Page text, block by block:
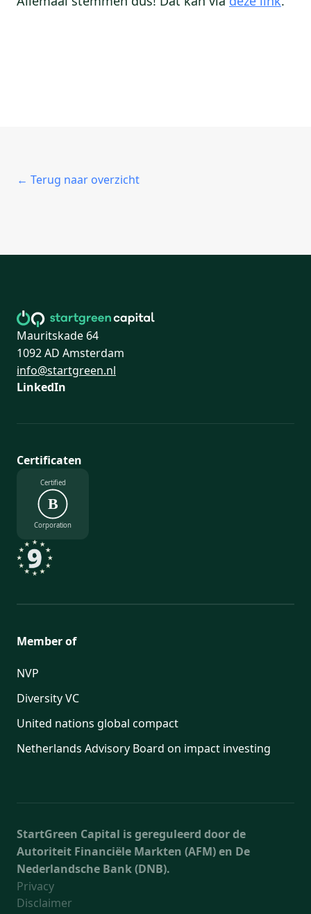
← Terug naar overzicht
Mauritskade 64
1092 AD Amsterdam
info@startgreen.nl
LinkedIn
Certificaten
Certified
B
Corporation
Member of
NVP
Diversity VC
United nations global compact
Netherlands Advisory Board on impact investing
StartGreen Capital is gereguleerd door de
Autoriteit Financiële Markten (AFM) en De
Nederlandsche Bank (DNB).
Privacy
Disclaimer